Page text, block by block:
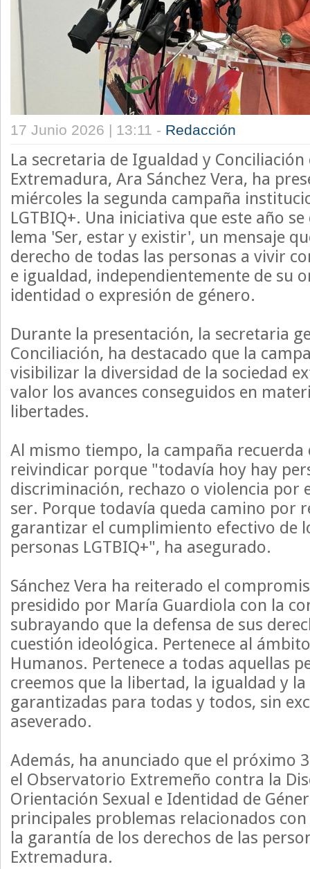
17 Junio 2026 | 13:11 - Redacción
La secretaria de Igualdad y Conciliación
Extremadura, Ara Sánchez Vera, ha
miércoles la segunda campaña
LGTBIQ+. Una iniciativa que este año
lema 'Ser, estar y existir', un mensaje
derecho de todas las personas a vivir
e igualdad, independientemente de su
identidad o expresión de género.
Durante la presentación, la secretaria
Conciliación, ha destacado que la
visibilizar la diversidad de la sociedad
valor los avances conseguidos en
libertades.
Al mismo tiempo, la campaña recuerda
reivindicar porque "todavía hoy hay
discriminación, rechazo o violencia por
ser. Porque todavía queda camino por
garantizar el cumplimiento efectivo de
personas LGTBIQ+", ha asegurado.
Sánchez Vera ha reiterado el
presidido por María Guardiola con la
subrayando que la defensa de sus
cuestión ideológica. Pertenece al
Humanos. Pertenece a todas aquellas
creemos que la libertad, la igualdad y
garantizadas para todas y todos, sin
aseverado.
Además, ha anunciado que el próximo
el Observatorio Extremeño contra la
Orientación Sexual e Identidad de
principales problemas relacionados
la garantía de los derechos de las
Extremadura.